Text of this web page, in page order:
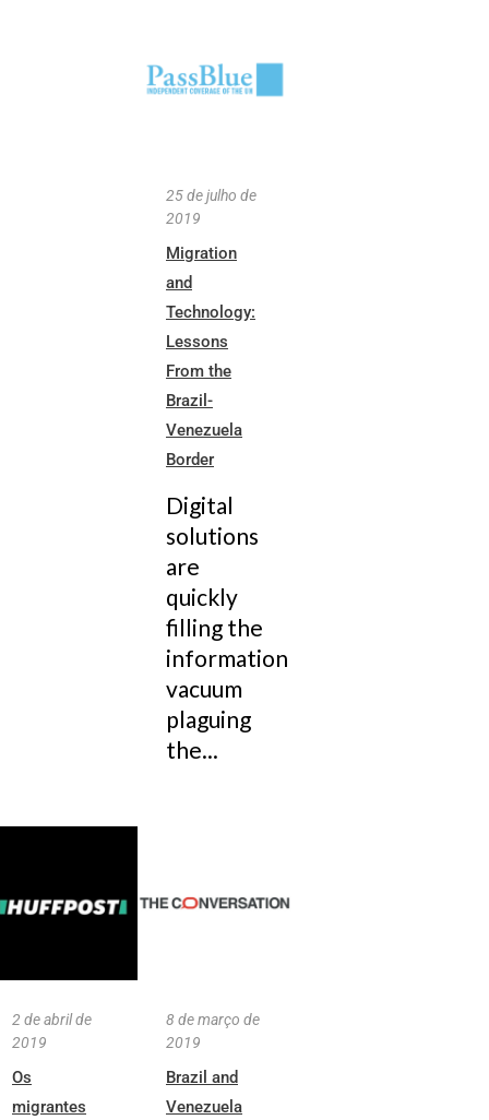
25 de julho de
2019
Migration
and
Technology:
Lessons
From the
Brazil-
Venezuela
Border
Digital
solutions
are
quickly
filling the
information
vacuum
plaguing
the...
2 de abril de
2019
Os
migrantes
8 de março de
2019
Brazil and
Venezuela